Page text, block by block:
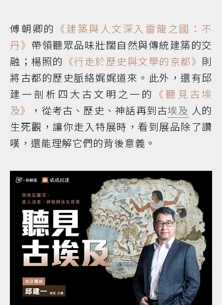
傅朝卿的 《建築與人文深入雷龍之國：不
丹》 帶領聽眾品味壯闊自然與傳統建築的交
融；楊照的 《行走於歷史與文學的京都》 則
將古都的歷史脈絡娓娓道來。此外，還有邱
建一剖析四大古文明之一的 《聽見古埃
及》
，從考古、歷史、神話再到古埃及 人的
生死觀，讓你走入特展時，看到展品除了讚
嘆，還能理解它們的背後意義。